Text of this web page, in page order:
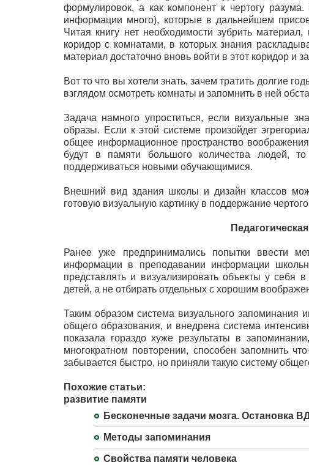
формулировок, а как компонент к чертогу
информации много), которые в дальнейшем
Читая книгу нет необходимости зубрить
коридор с комнатами, в которых знания
материал достаточно вновь войти в этот коридор и
Вот то что вы хотели знать, зачем тратить долгие
взглядом осмотреть комнаты и запомнить в ней
Задача намного упроститься, если визуальные
образы. Если к этой системе произойдет
общее информационное пространство
будут в памяти большого количества людей,
поддерживаться новыми обучающимися.
Внешний вид здания школы и дизайн классов
готовую визуальную картинку в поддержание
Ранее уже предпринимались попытки ввести
информации в преподавании информации
представлять и визуализировать объекты у
детей, а не отбирать отдельных с хорошим
Таким образом система визуального
общего образования, и внедрена система
показала гораздо хуже результаты в
многократном повторении, способен запомнить
забывается быстро, но приняли такую систему
Похожие статьи:
развитие памяти
Бесконечные задачи мозга. Остановка
Методы запоминания
Свойства памяти человека